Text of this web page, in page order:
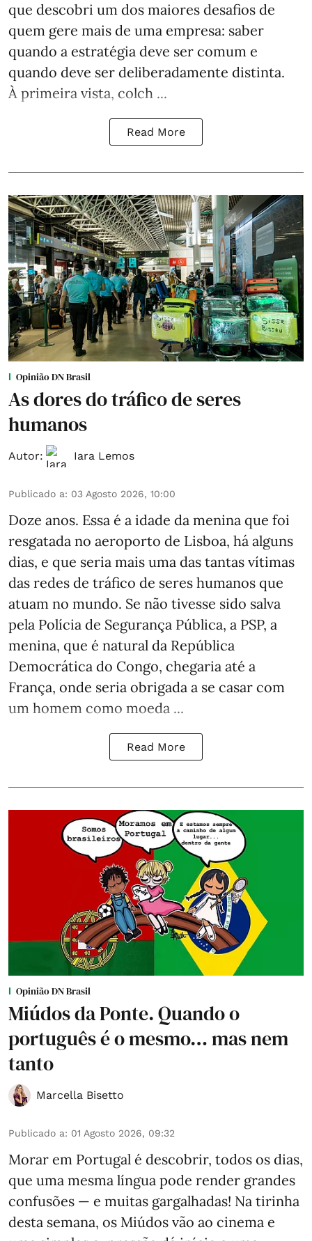
que descobri um dos maiores desafios de
quem gere mais de uma empresa: saber
quando a estratégia deve ser comum e
quando deve ser deliberadamente distinta.
À primeira vista, colch ...
Read More
Opinião DN Brasil
As dores do tráfico de seres
humanos
Autor: Iara Lemos
Publicado a: 03 Agosto 2026, 10:00
Doze anos. Essa é a idade da menina que foi
resgatada no aeroporto de Lisboa, há alguns
dias, e que seria mais uma das tantas vítimas
das redes de tráfico de seres humanos que
atuam no mundo. Se não tivesse sido salva
pela Polícia de Segurança Pública, a PSP, a
menina, que é natural da República
Democrática do Congo, chegaria até a
França, onde seria obrigada a se casar com
um homem como moeda ...
Read More
Opinião DN Brasil
Miúdos da Ponte. Quando o
português é o mesmo… mas nem
tanto
Marcella Bisetto
Publicado a: 01 Agosto 2026, 09:32
Morar em Portugal é descobrir, todos os dias,
que uma mesma língua pode render grandes
confusões — e muitas gargalhadas! Na tirinha
desta semana, os Miúdos vão ao cinema e